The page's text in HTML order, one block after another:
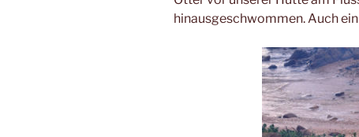
hinausgeschwommen. Auch